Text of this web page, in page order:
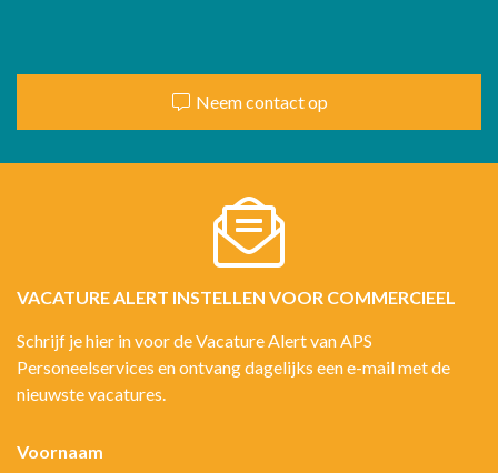
Neem contact op
VACATURE ALERT INSTELLEN VOOR COMMERCIEEL
Schrijf je hier in voor de Vacature Alert van APS
Personeelservices en ontvang dagelijks een e-mail met de
nieuwste vacatures.
Voornaam